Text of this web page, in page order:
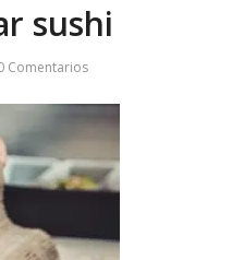
sushi
Comentarios